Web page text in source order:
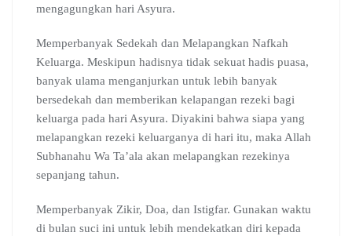
mengagungkan hari Asyura.
Memperbanyak Sedekah dan Melapangkan Nafkah
Keluarga. Meskipun hadisnya tidak sekuat hadis puasa,
banyak ulama menganjurkan untuk lebih banyak
bersedekah dan memberikan kelapangan rezeki bagi
keluarga pada hari Asyura. Diyakini bahwa siapa yang
melapangkan rezeki keluarganya di hari itu, maka Allah
Subhanahu Wa Ta’ala akan melapangkan rezekinya
sepanjang tahun.
Memperbanyak Zikir, Doa, dan Istigfar. Gunakan waktu
di bulan suci ini untuk lebih mendekatkan diri kepada